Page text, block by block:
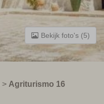
Bekijk foto's (5)
> Agriturismo 16